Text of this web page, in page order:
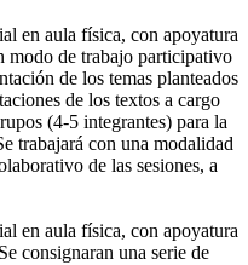
en aula física, con apoyatura
modo de trabajo participativo
de los temas planteados
de los textos a cargo
(4-5 integrantes) para la
trabajará con una modalidad
de las sesiones, a
en aula física, con apoyatura
consignaran una serie de